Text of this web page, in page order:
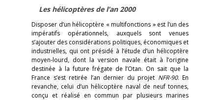
Les hélicoptères de l’an 2000
Disposer d’un hélicoptère « multifonctions » est l’un des
impératifs opérationnels, auxquels sont venues
s’ajouter des considérations politiques, économiques et
industrielles, qui ont présidé à l’étude d’un hélicoptère
moyen-lourd, dont la version navale était à l’origine
destinée à la future frégate de l’Otan. On sait que la
France s’est retirée l’an dernier du projet NFR-90. En
revanche, celui d’un hélicoptère naval de neuf tonnes,
conçu et réalisé en commun par plusieurs marines